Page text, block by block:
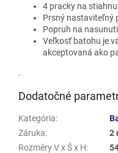
4 pracky na
Prsný nastaviteľný
Popruh na
Veľkosť batohu je
akceptovaná ako
.
Dodatočné
Kategória:
Záruka:
2
Rozměry V x Š x H: